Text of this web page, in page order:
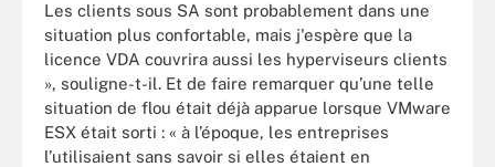
Les clients sous SA sont probablement dans une
situation plus confortable, mais j'espère que la
licence VDA couvrira aussi les hyperviseurs clients
», souligne-t-il. Et de faire remarquer qu’une telle
situation de flou était déjà apparue lorsque VMware
ESX était sorti : « à l’époque, les entreprises
l’utilisaient sans savoir si elles étaient en